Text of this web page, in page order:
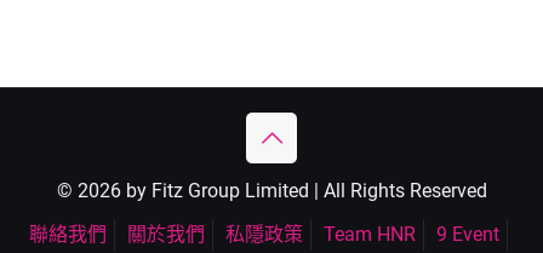
© 2026 by Fitz Group Limited | All Rights Reserved
聯絡我們
關於我們 私隱政策 Team HNR 9 Event